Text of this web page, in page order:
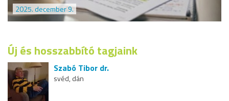
2025. december 9.
Új és hosszabbító tagjaink
Szabó Tibor dr.
svéd, dán